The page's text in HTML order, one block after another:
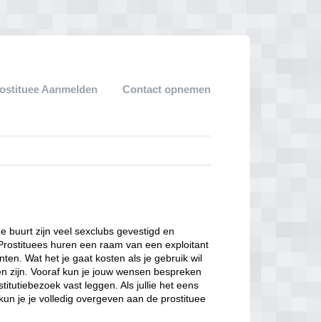
Aanmelden Contact opnemen
buurt zijn veel sexclubs gevestigd en
huren een raam van een exploitant
Wat het je gaat kosten als je gebruik wil
zijn. Vooraf kun je jouw wensen bespreken
vast leggen. Als jullie het eens
je je volledig overgeven aan de prostituee